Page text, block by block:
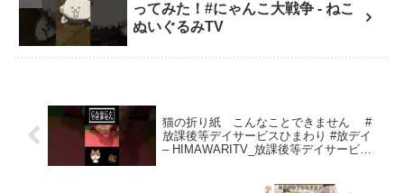
ってみた！#にゃんこ大戦争 - ねこ
ぬいぐるみTV
猫の折り紙 こんなことできません #
放課後等デイサービスひまわり #放デイ
– HIMAWARITV_放課後等デイサービス